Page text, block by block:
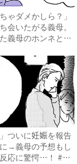
ゃダメかしら？」
会いたがる義母。
義母のホンネと
ついに妊娠を報告
→義母の予想もし
応に驚愕…！ #